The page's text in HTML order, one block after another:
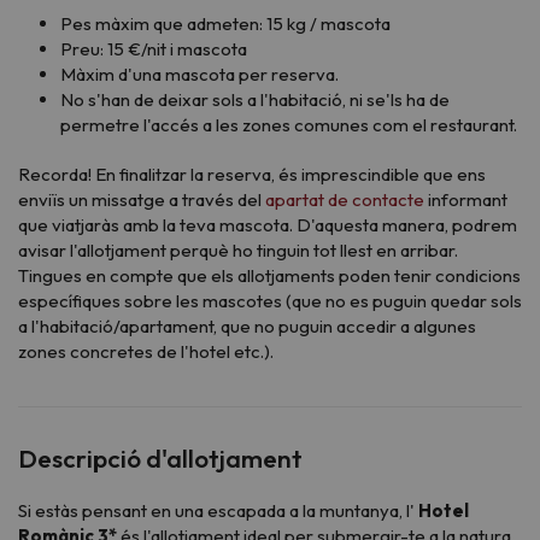
Pes màxim que admeten: 15 kg / mascota
Preu: 15 €/nit i mascota
Màxim d'una mascota per reserva.
No s'han de deixar sols a l'habitació, ni se'ls ha de
permetre l'accés a les zones comunes com el restaurant.
Recorda! En finalitzar la reserva, és imprescindible que ens
enviïs un missatge a través del apartat de contacte informant
que viatjaràs amb la teva mascota. D'aquesta manera, podrem
avisar l'allotjament perquè ho tinguin tot llest en arribar.
Tingues en compte que els allotjaments poden tenir condicions
específiques sobre les mascotes (que no es puguin quedar sols
a l'habitació/apartament, que no puguin accedir a algunes
zones concretes de l'hotel etc.).
Si estàs pensant en una escapada a la muntanya, l' Hotel
Romànic 3*és l'allotjament ideal per submergir-te a la natura
Descripció d'allotjament